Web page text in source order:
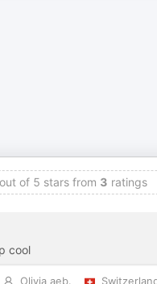
out of 5 stars from 3 ratings
cool
Olivia aeb.